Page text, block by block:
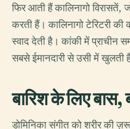
फिर आती हैं कालिनागो
करती हैं। कालिनागो टेरिटरी
स्वाद देती है। कांकी में प्राचीन
सबसे ईमानदारी से उसी में खुलती
बारिश के लिए
डोमिनिका संगीत को शरीर की